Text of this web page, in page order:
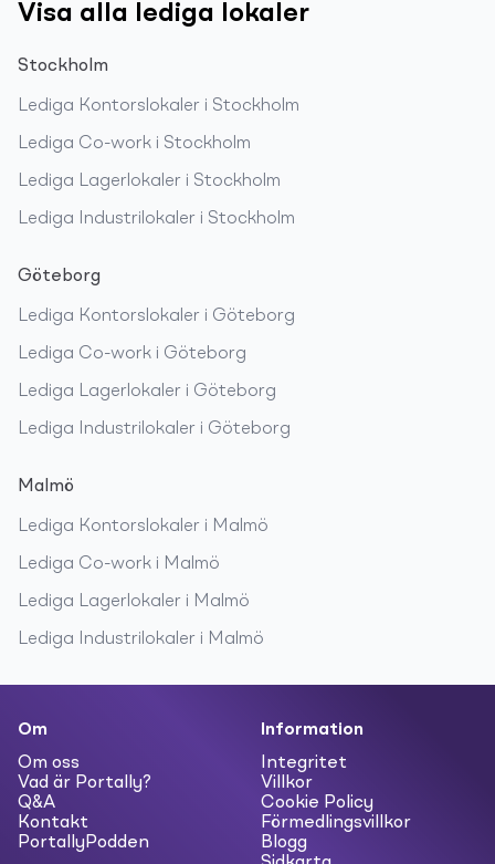
Visa alla lediga lokaler
Stockholm
Lediga Kontorslokaler i Stockholm
Lediga Co-work i Stockholm
Lediga Lagerlokaler i Stockholm
Lediga Industrilokaler i Stockholm
Göteborg
Lediga Kontorslokaler i Göteborg
Lediga Co-work i Göteborg
Lediga Lagerlokaler i Göteborg
Lediga Industrilokaler i Göteborg
Malmö
Lediga Kontorslokaler i Malmö
Lediga Co-work i Malmö
Lediga Lagerlokaler i Malmö
Lediga Industrilokaler i Malmö
Om
Om oss
Vad är Portally?
Q&A
Kontakt
PortallyPodden
Information
Integritet
Villkor
Cookie Policy
Förmedlingsvillkor
Blogg